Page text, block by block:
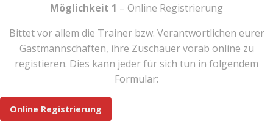
Möglichkeit 1 – Online Registrierung
Bittet vor allem die Trainer bzw. Verantwortlichen eurer
Gastmannschaften, ihre Zuschauer vorab online zu
registieren. Dies kann jeder für sich tun in folgendem
Formular:
Online Registrierung